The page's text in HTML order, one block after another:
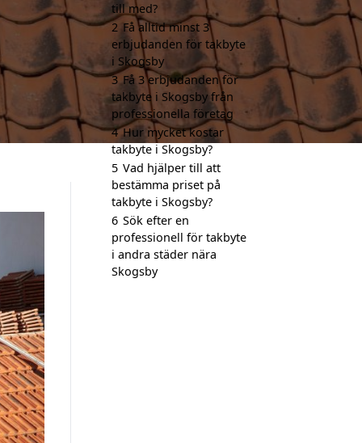
till med?
2 Få alltid minst 3
erbjudanden för takbyte
i Skogsby
3 Få 3 erbjudanden för
takbyte i Skogsby från
professionella företag
4 Hur mycket kostar
takbyte i Skogsby?
5 Vad hjälper till att
bestämma priset på
takbyte i Skogsby?
6 Sök efter en
professionell för takbyte
i andra städer nära
Skogsby